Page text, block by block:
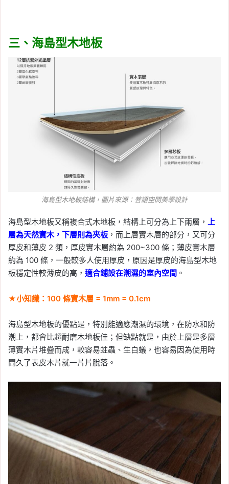
三、海島型木地板
海島型木地板結構，圖片來源： 菩語空間美學設計
海島型木地板又稱複合式木地板，結構上可分為上下兩層，
上
層為天然實木，下層則為夾板 ，而上層實木層的部分，又可分
厚皮和薄皮 2 類，厚皮實木層約為 200~300 條；薄皮實木層
約為 100 條，一般較多人使用厚皮，原因是厚皮的海島型木地
板穩定性較薄皮的高， 適合鋪設在潮濕的室內空間 。
★小知識：100 條實木層 = 1mm = 0.1cm
海島型木地板的優點是，特別能適應潮濕的環境，在防水和防
潮上，都會比超耐磨木地板佳；但缺點就是，由於上層是多層
薄實木片堆疊而成，較容易蛀蟲、生白蟻，也容易因為使用時
間久了表皮木片就一片片脫落。